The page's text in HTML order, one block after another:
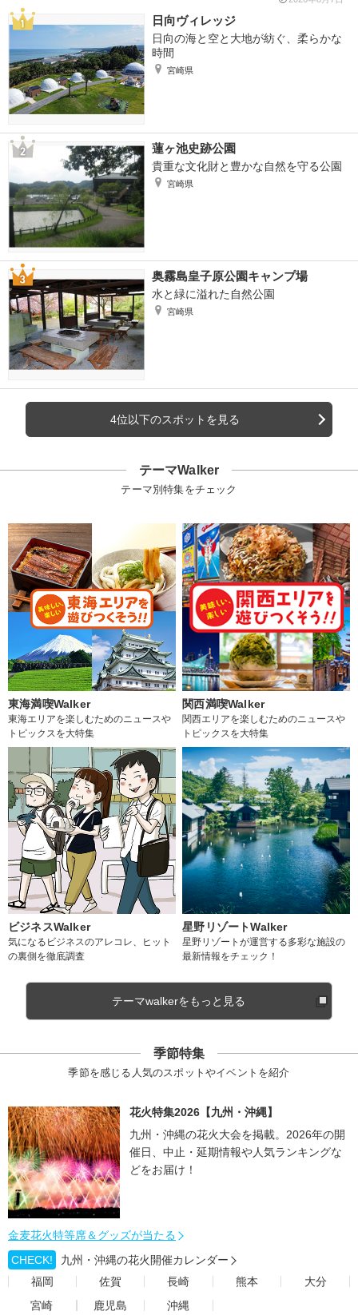
日向ヴィレッジ
日向の海と空と大地が紡ぐ、柔らかな
時間
宮崎県
蓮ヶ池史跡公園
貴重な文化財と豊かな自然を守る公園
宮崎県
奥霧島皇子原公園キャンプ場
水と緑に溢れた自然公園
宮崎県
4位以下のスポットを見る
テーマWalker
テーマ別特集をチェック
東海満喫Walker
東海エリアを楽しむためのニュースや
トピックスを大特集
関西満喫Walker
関西エリアを楽しむためのニュースや
トピックスを大特集
ビジネスWalker
気になるビジネスのアレコレ、ヒット
の裏側を徹底調査
星野リゾートWalker
星野リゾートが運営する多彩な施設の
最新情報をチェック！
テーマwalkerをもっと見る
季節特集
季節を感じる人気のスポットやイベントを紹介
花火特集2026【九州・沖縄】
九州・沖縄の花火大会を掲載。2026年の開
催日、中止・延期情報や人気ランキングな
どをお届け！
金麦花火特等席＆グッズが当たる
CHECK!
九州・沖縄の花火開催カレンダー
福岡
佐賀 長崎 熊本
大分
宮崎
鹿児島 沖縄